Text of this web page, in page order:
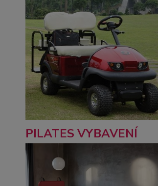
PILATES VYBAVENÍ